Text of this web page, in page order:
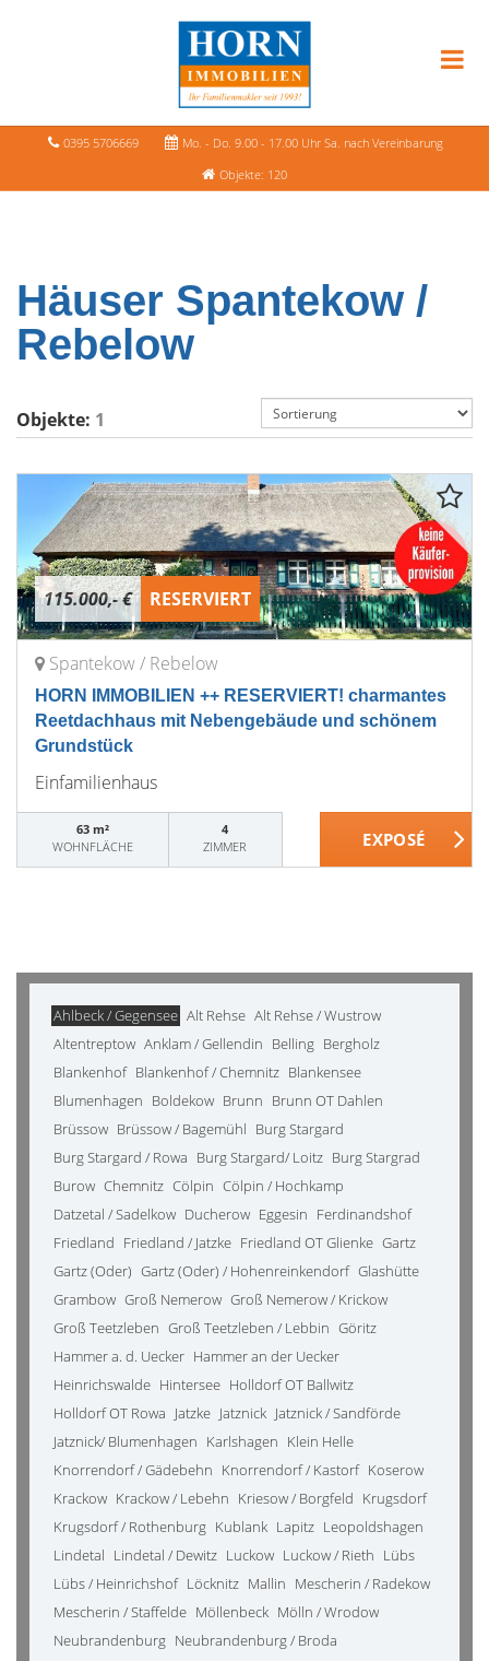
0395 5706669
Mo. - Do. 9.00 - 17.00 Uhr Sa. nach Vereinbarung
Objekte: 120
Häuser Spantekow /
Rebelow
Objekte: 1
115.000,- € RESERVIERT
Spantekow / Rebelow
HORN IMMOBILIEN ++ RESERVIERT! charmantes
Reetdachhaus mit Nebengebäude und schönem
Grundstück
Einfamilienhaus
63 m²
WOHNFLÄCHE
4
ZIMMER
Ahlbeck / Gegensee Alt Rehse Alt Rehse / Wustrow
Altentreptow Anklam / Gellendin Belling Bergholz
Blankenhof Blankenhof / Chemnitz Blankensee
Blumenhagen Boldekow Brunn Brunn OT Dahlen
Brüssow Brüssow / Bagemühl Burg Stargard
Burg Stargard / Rowa Burg Stargard/ Loitz Burg Stargrad
Burow Chemnitz Cölpin Cölpin / Hochkamp
Datzetal / Sadelkow Ducherow Eggesin Ferdinandshof
Friedland Friedland / Jatzke Friedland OT Glienke Gartz
Gartz (Oder) Gartz (Oder) / Hohenreinkendorf Glashütte
Grambow Groß Nemerow Groß Nemerow / Krickow
Groß Teetzleben Groß Teetzleben / Lebbin Göritz
Hammer a. d. Uecker Hammer an der Uecker
Heinrichswalde Hintersee Holldorf OT Ballwitz
Holldorf OT Rowa Jatzke Jatznick Jatznick / Sandförde
Jatznick/ Blumenhagen Karlshagen Klein Helle
Knorrendorf / Gädebehn Knorrendorf / Kastorf Koserow
Krackow Krackow / Lebehn Kriesow / Borgfeld Krugsdorf
Krugsdorf / Rothenburg Kublank Lapitz Leopoldshagen
Lindetal Lindetal / Dewitz Luckow Luckow / Rieth Lübs
Lübs / Heinrichshof Löcknitz Mallin Mescherin / Radekow
Mescherin / Staffelde Möllenbeck Mölln / Wrodow
Neubrandenburg Neubrandenburg / Broda